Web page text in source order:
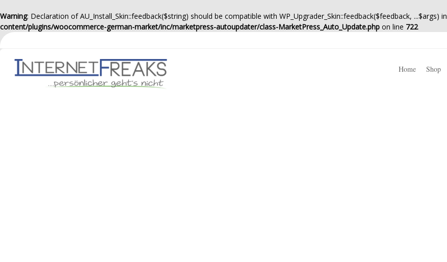
Warning: Declaration of AU_Install_Skin::feedback($string) should be compatible with WP_Upgrader_Skin::feedback($feedback, ...$args) in
content/plugins/woocommerce-german-market/inc/marketpress-autoupdater/class-MarketPress_Auto_Update.php on line 722
Home Shop